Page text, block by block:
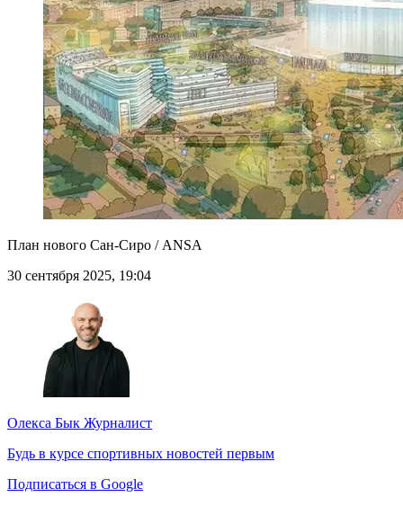
План нового Сан-Сиро / ANSA
30 сентября 2025, 19:04
Олекса Бык Журналист
Будь в курсе спортивных новостей первым
Подписаться в Google